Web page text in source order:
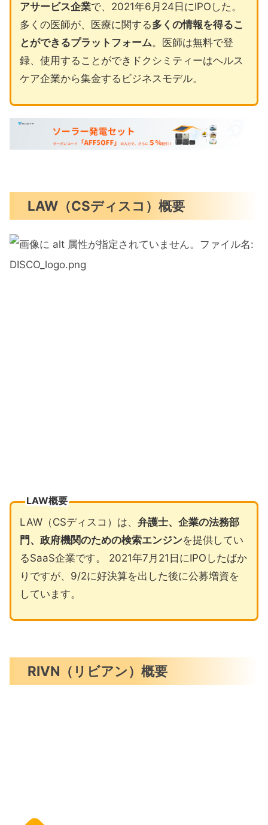
アサービス企業で、2021年6月24日にIPOした。
多くの医師が、医療に関する多くの情報を得るこ
とができるプラットフォーム。医師は無料で登
録、使用することができドクシミティーはヘルス
ケア企業から集金するビジネスモデル。
LAW（CSディスコ）概要
LAW概要
LAW（CSディスコ）は、 弁護士、企業の法務部
門、政府機関のための検索エンジンを提供してい
るSaaS企業です。 2021年7月21日にIPOしたばか
りですが、9/2に好決算を出した後に公募増資を
しています。
RIVN（リビアン）概要